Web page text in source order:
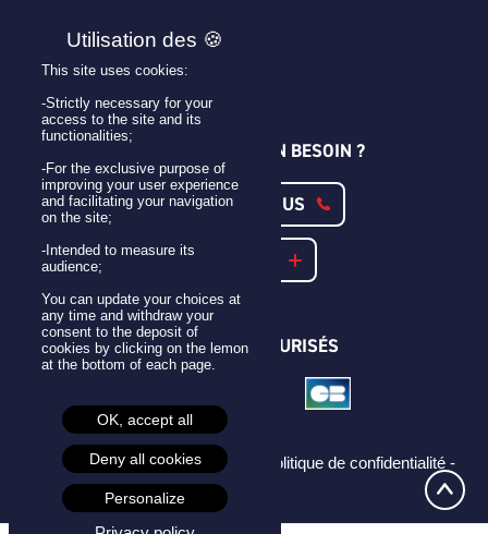
PLAN DE SITE
Personnaliser son badge
UNE QUESTION ? UN BESOIN ?
CONTACTEZ-NOUS
NOTRE FAQ
PAIEMENTS SÉCURISÉS
Mentions légales -CGU - CGV -
Politique de confidentialité -
Cookies -
This site uses cookies:
-Strictly necessary for your
access to the site and its
functionalities;
-For the exclusive purpose of
improving your user experience
and facilitating your navigation
on the site;
-Intended to measure its
audience;
You can update your choices at
any time and withdraw your
consent to the deposit of
cookies by clicking on the lemon
at the bottom of each page.
OK, accept all
Deny all cookies
Personalize